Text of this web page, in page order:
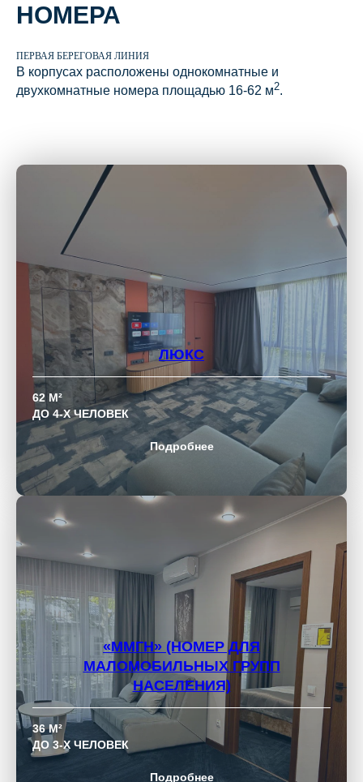
НОМЕРА
ПЕРВАЯ БЕРЕГОВАЯ ЛИНИЯ
В корпусах расположены однокомнатные и
двухкомнатные номера площадью 16-62 м2.
ЛЮКС
62 М²
ДО 4-Х ЧЕЛОВЕК
Подробнее
«ММГН» (НОМЕР ДЛЯ
МАЛОМОБИЛЬНЫХ ГРУПП
НАСЕЛЕНИЯ)
36 М²
ДО 3-Х ЧЕЛОВЕК
Подробнее